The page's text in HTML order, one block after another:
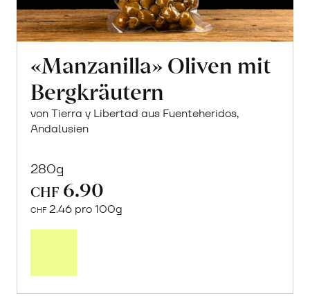
«Manzanilla» Oliven mit
Bergkräutern
von Tierra y Libertad aus Fuenteheridos,
Andalusien
280g
CHF 6.90
CHF 2.46 pro 100g